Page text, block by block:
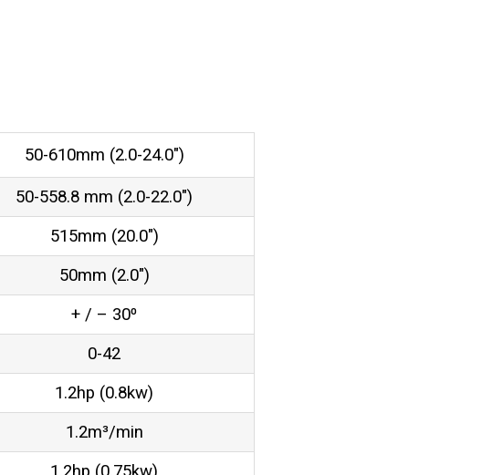
50-610mm (2.0-24.0″)
50-558.8 mm (2.0-22.0″)
515mm (20.0″)
50mm (2.0″)
+ / – 30⁰
0-42
1.2hp (0.8kw)
1.2m³/min